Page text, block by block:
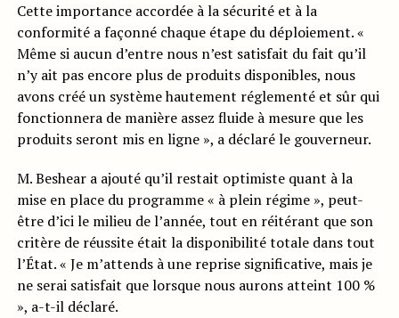
Cette importance accordée à la sécurité et à la
conformité a façonné chaque étape du déploiement. «
Même si aucun d’entre nous n’est satisfait du fait qu’il
n’y ait pas encore plus de produits disponibles, nous
avons créé un système hautement réglementé et sûr qui
fonctionnera de manière assez fluide à mesure que les
produits seront mis en ligne », a déclaré le gouverneur.
M. Beshear a ajouté qu’il restait optimiste quant à la
mise en place du programme « à plein régime », peut-
être d’ici le milieu de l’année, tout en réitérant que son
critère de réussite était la disponibilité totale dans tout
l’État. « Je m’attends à une reprise significative, mais je
ne serai satisfait que lorsque nous aurons atteint 100 %
», a-t-il déclaré.